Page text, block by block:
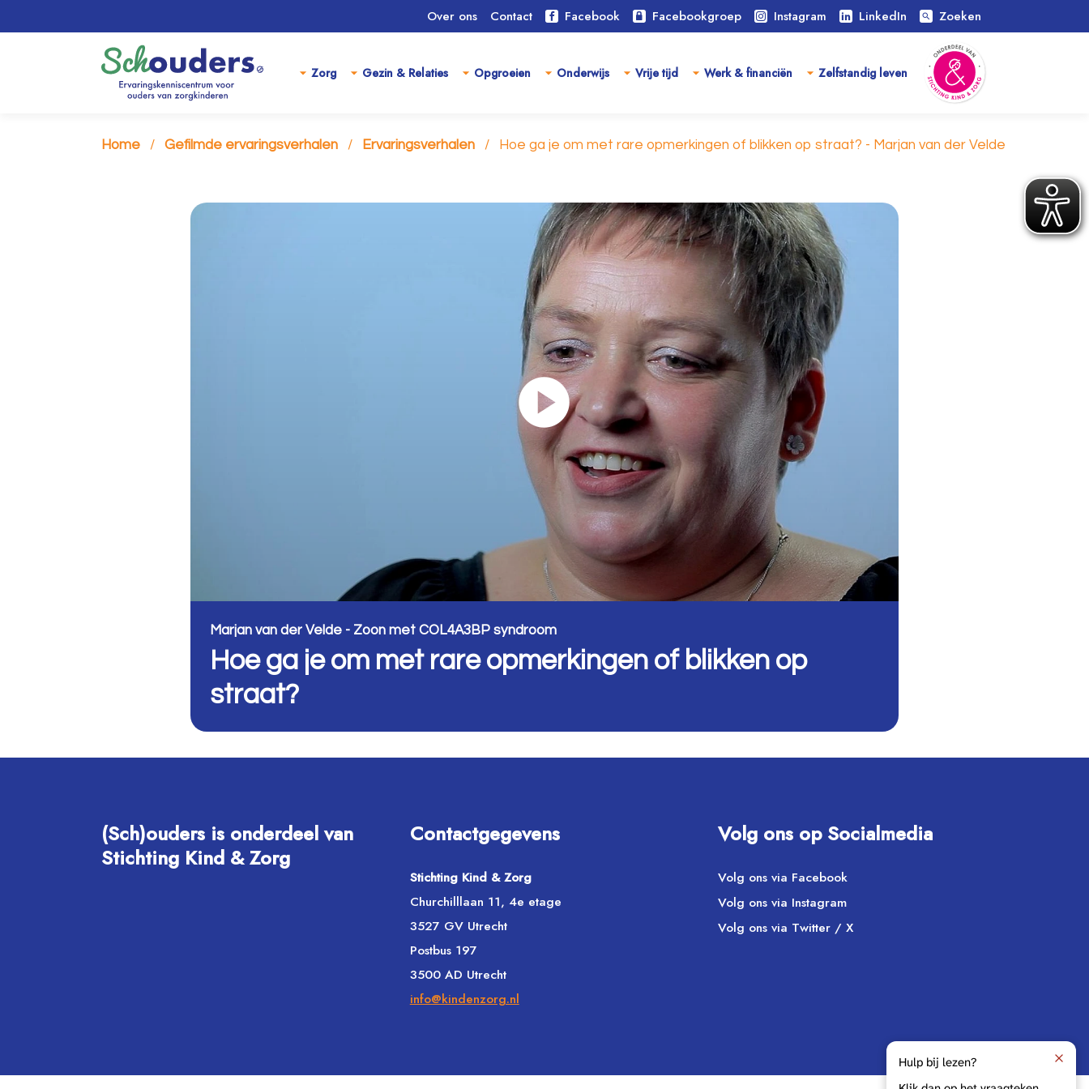
Over ons Contact Facebook Facebookgroep Instagram LinkedIn search Zoeken
Zorg Gezin & Relaties Opgroeien Onderwijs Vrije tijd Werk & financiën Zelfstandig leven
Home Gefilmde ervaringsverhalen Ervaringsverhalen Hoe ga je om met rare opmerkingen of blikken op straat? - Marjan van der Velde
Marjan van der Velde - Zoon met COL4A3BP syndroom
Hoe ga je om met rare opmerkingen of blikken op
straat?
(Sch)ouders is onderdeel van
Stichting Kind & Zorg
Contactgegevens
Stichting Kind & Zorg
Churchilllaan 11, 4e etage
3527 GV Utrecht
Postbus 197
3500 AD Utrecht
info@kindenzorg.nl
Volg ons op Socialmedia
Volg ons via Facebook
Volg ons via Instagram
Volg ons via Twitter / X
Hulp bij lezen?